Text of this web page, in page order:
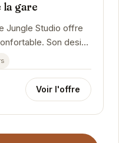
la gare
Jungle Studio offre
Son design
Voir l'offre